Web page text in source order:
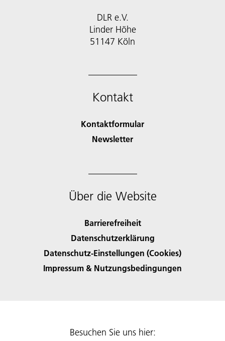
DLR e.V.
Linder Höhe
51147 Köln
Kontakt
Kontaktformular
Newsletter
Über die Website
Barrierefreiheit
Datenschutzerklärung
Datenschutz-Einstellungen (Cookies)
Impressum & Nutzungsbedingungen
Besuchen Sie uns hier: